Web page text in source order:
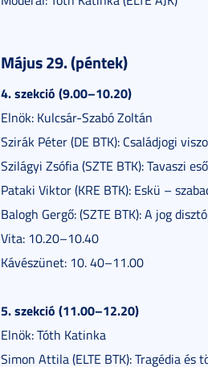
Május 29. (péntek)
4. szekció (9.00–10.20)
Elnök: Kulcsár-Szabó Zoltán
Szirák Péter (DE BTK): Családjogi
Szilágyi Zsófia (SZTE BTK): Tavaszi
Pataki Viktor (KRE BTK): Eskü –
Balogh Gergő: (SZTE BTK): A jog
Vita: 10.20–10.40
Kávészünet: 10. 40–11.00
5. szekció (11.00–12.20)
Elnök: Tóth Katinka
Simon Attila (ELTE BTK): Tragédia és